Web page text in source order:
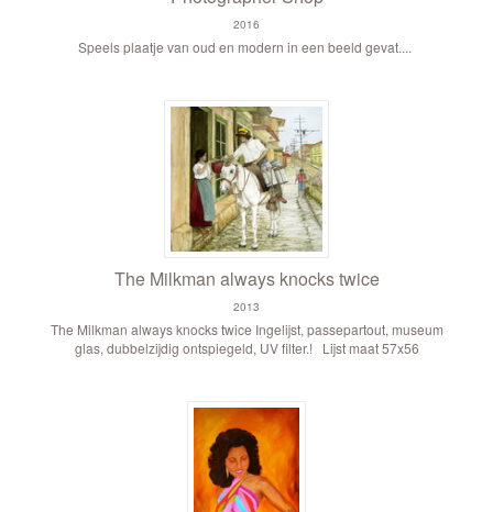
2016
Speels plaatje van oud en modern in een beeld gevat....
The Milkman always knocks twice
2013
The Milkman always knocks twice Ingelijst, passepartout, museum
glas, dubbelzijdig ontspiegeld, UV filter.! Lijst maat 57x56